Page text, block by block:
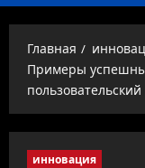
Главная
Примеры
инновация